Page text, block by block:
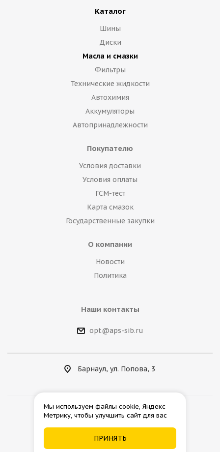
Каталог
Шины
Диски
Масла и смазки
Фильтры
Технические жидкости
Автохимия
Аккумуляторы
Автопринадлежности
Покупателю
Условия доставки
Условия оплаты
ГСМ-тест
Карта смазок
Государственные закупки
О компании
Новости
Политика
Наши контакты
opt@aps-sib.ru
Барнаул, ул. Попова, 3
2026 © АгроПромСнаб
Мы используем файлы cookie, Яндекс
Метрику, чтобы улучшить сайт для вас
ПРИНЯТЬ